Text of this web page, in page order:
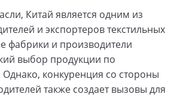
Китай является одним из
и экспортеров текстильных
фабрики и производители
выбор продукции по
конкуренция со стороны
также создает вызовы для